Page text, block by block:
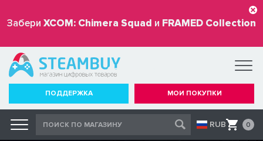
Забери XCOM: Chimera Squad и FRAMED Collection
бесплатно
ПОДДЕРЖКА МОИ ПОКУПКИ
RUB 0